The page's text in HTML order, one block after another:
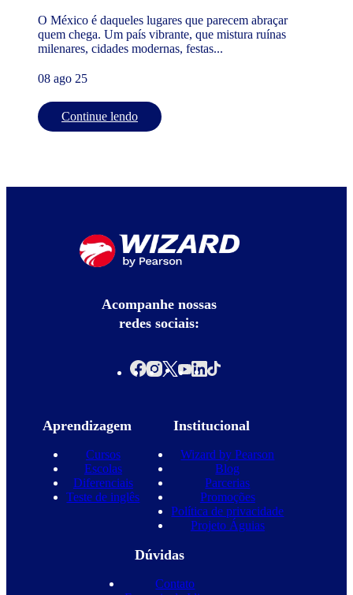
O México é daqueles lugares que parecem abraçar
quem chega. Um país vibrante, que mistura ruínas
milenares, cidades modernas, festas...
08 ago 25
Continue lendo
Acompanhe nossas
redes sociais:
Aprendizagem
Cursos
Escolas
Diferenciais
Teste de inglês
Institucional
Wizard by Pearson
Blog
Parcerias
Promoções
Política de privacidade
Projeto Águias
Dúvidas
Contato